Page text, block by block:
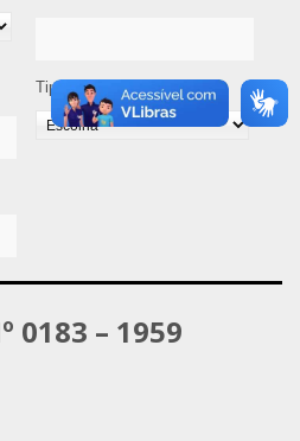
Tipo de Legislação
0183 – 1959